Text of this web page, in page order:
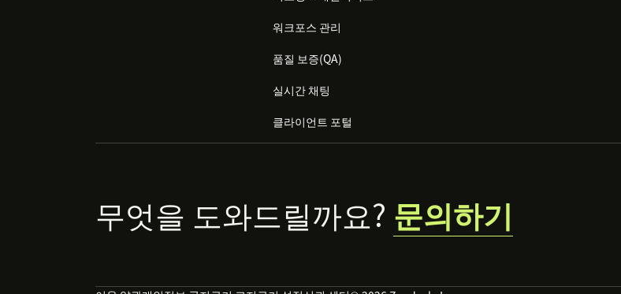
워크포스 관리
품질 보증(QA)
실시간 채팅
클라이언트 포털
무엇을 도와드릴까요? 문의하기